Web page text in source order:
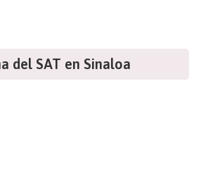
del SAT en Sinaloa